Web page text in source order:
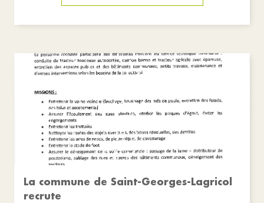
La commune de Saint-Georges-Lagricol
recrute